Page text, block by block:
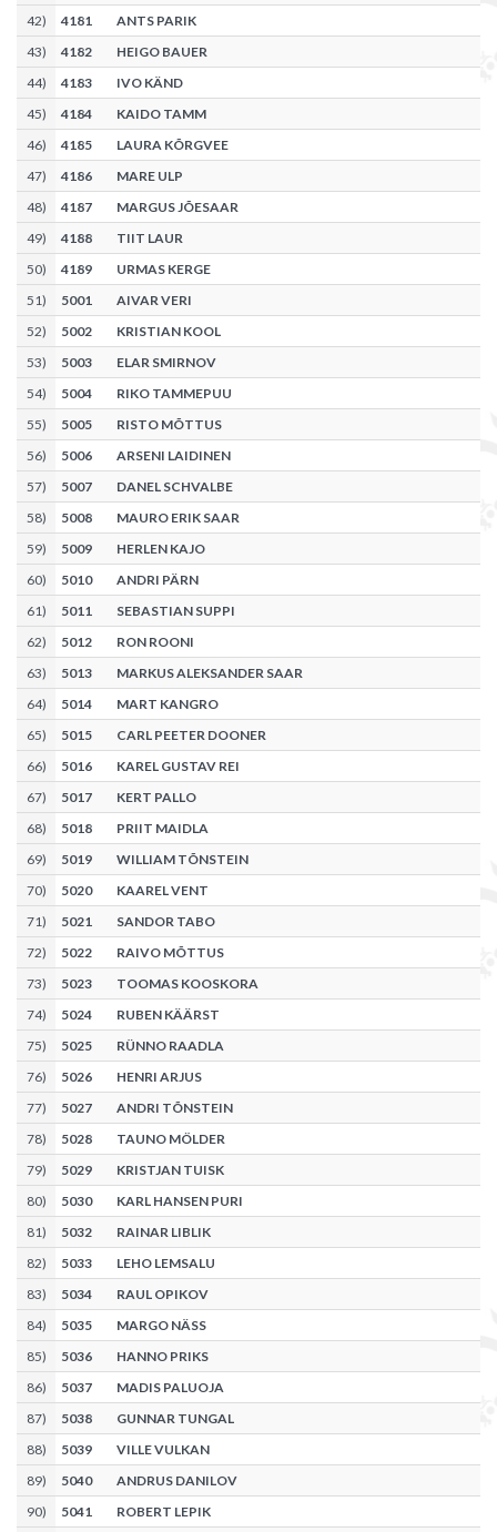
42) 4181
ANTS PARIK
43) 4182
HEIGO BAUER
44) 4183
IVO KÄND
45) 4184
KAIDO TAMM
46) 4185
LAURA KÕRGVEE
47) 4186
MARE ULP
48) 4187
MARGUS JÕESAAR
49) 4188
TIIT LAUR
50) 4189
URMAS KERGE
51) 5001
AIVAR VERI
52) 5002
KRISTIAN KOOL
53) 5003
ELAR SMIRNOV
54) 5004
RIKO TAMMEPUU
55) 5005
RISTO MÕTTUS
56) 5006
ARSENI LAIDINEN
57) 5007
DANEL SCHVALBE
58) 5008
MAURO ERIK SAAR
59) 5009
HERLEN KAJO
60) 5010
ANDRI PÄRN
61) 5011
SEBASTIAN SUPPI
62) 5012
RON ROONI
63) 5013
MARKUS ALEKSANDER SAAR
64) 5014
MART KANGRO
65) 5015
CARL PEETER DOONER
66) 5016
KAREL GUSTAV REI
67) 5017
KERT PALLO
68) 5018
PRIIT MAIDLA
69) 5019
WILLIAM TÕNSTEIN
70) 5020
KAAREL VENT
71) 5021
SANDOR TABO
72) 5022
RAIVO MÕTTUS
73) 5023
TOOMAS KOOSKORA
74) 5024
RUBEN KÄÄRST
75) 5025
RÜNNO RAADLA
76) 5026
HENRI ARJUS
77) 5027
ANDRI TÕNSTEIN
78) 5028
TAUNO MÖLDER
79) 5029
KRISTJAN TUISK
80) 5030
KARL HANSEN PURI
81) 5032
RAINAR LIBLIK
82) 5033
LEHO LEMSALU
83) 5034
RAUL OPIKOV
84) 5035
MARGO NÄSS
85) 5036
HANNO PRIKS
86) 5037
MADIS PALUOJA
87) 5038
GUNNAR TUNGAL
88) 5039
VILLE VULKAN
89) 5040
ANDRUS DANILOV
90) 5041 ROBERT LEPIK